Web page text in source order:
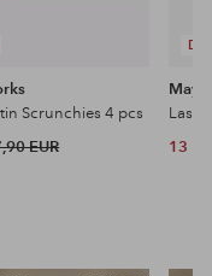
Scrunchies 4 pcs
EUR 13